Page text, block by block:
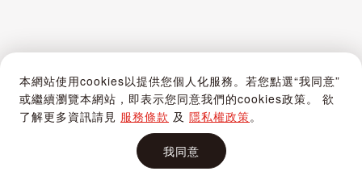
本網站使用cookies以提供您個人化服務。若您點選“我同意”
或繼續瀏覽本網站，即表示您同意我們的cookies政策。 欲
了解更多資訊請見 服務條款 及 隱私權政策。
我同意
購物車